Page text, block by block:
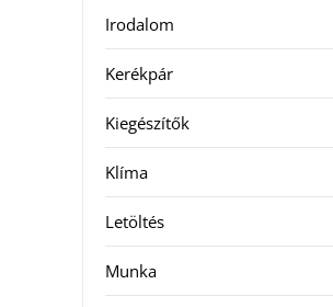
Irodalom
Kerékpár
Kiegészítők
Klíma
Letöltés
Munka